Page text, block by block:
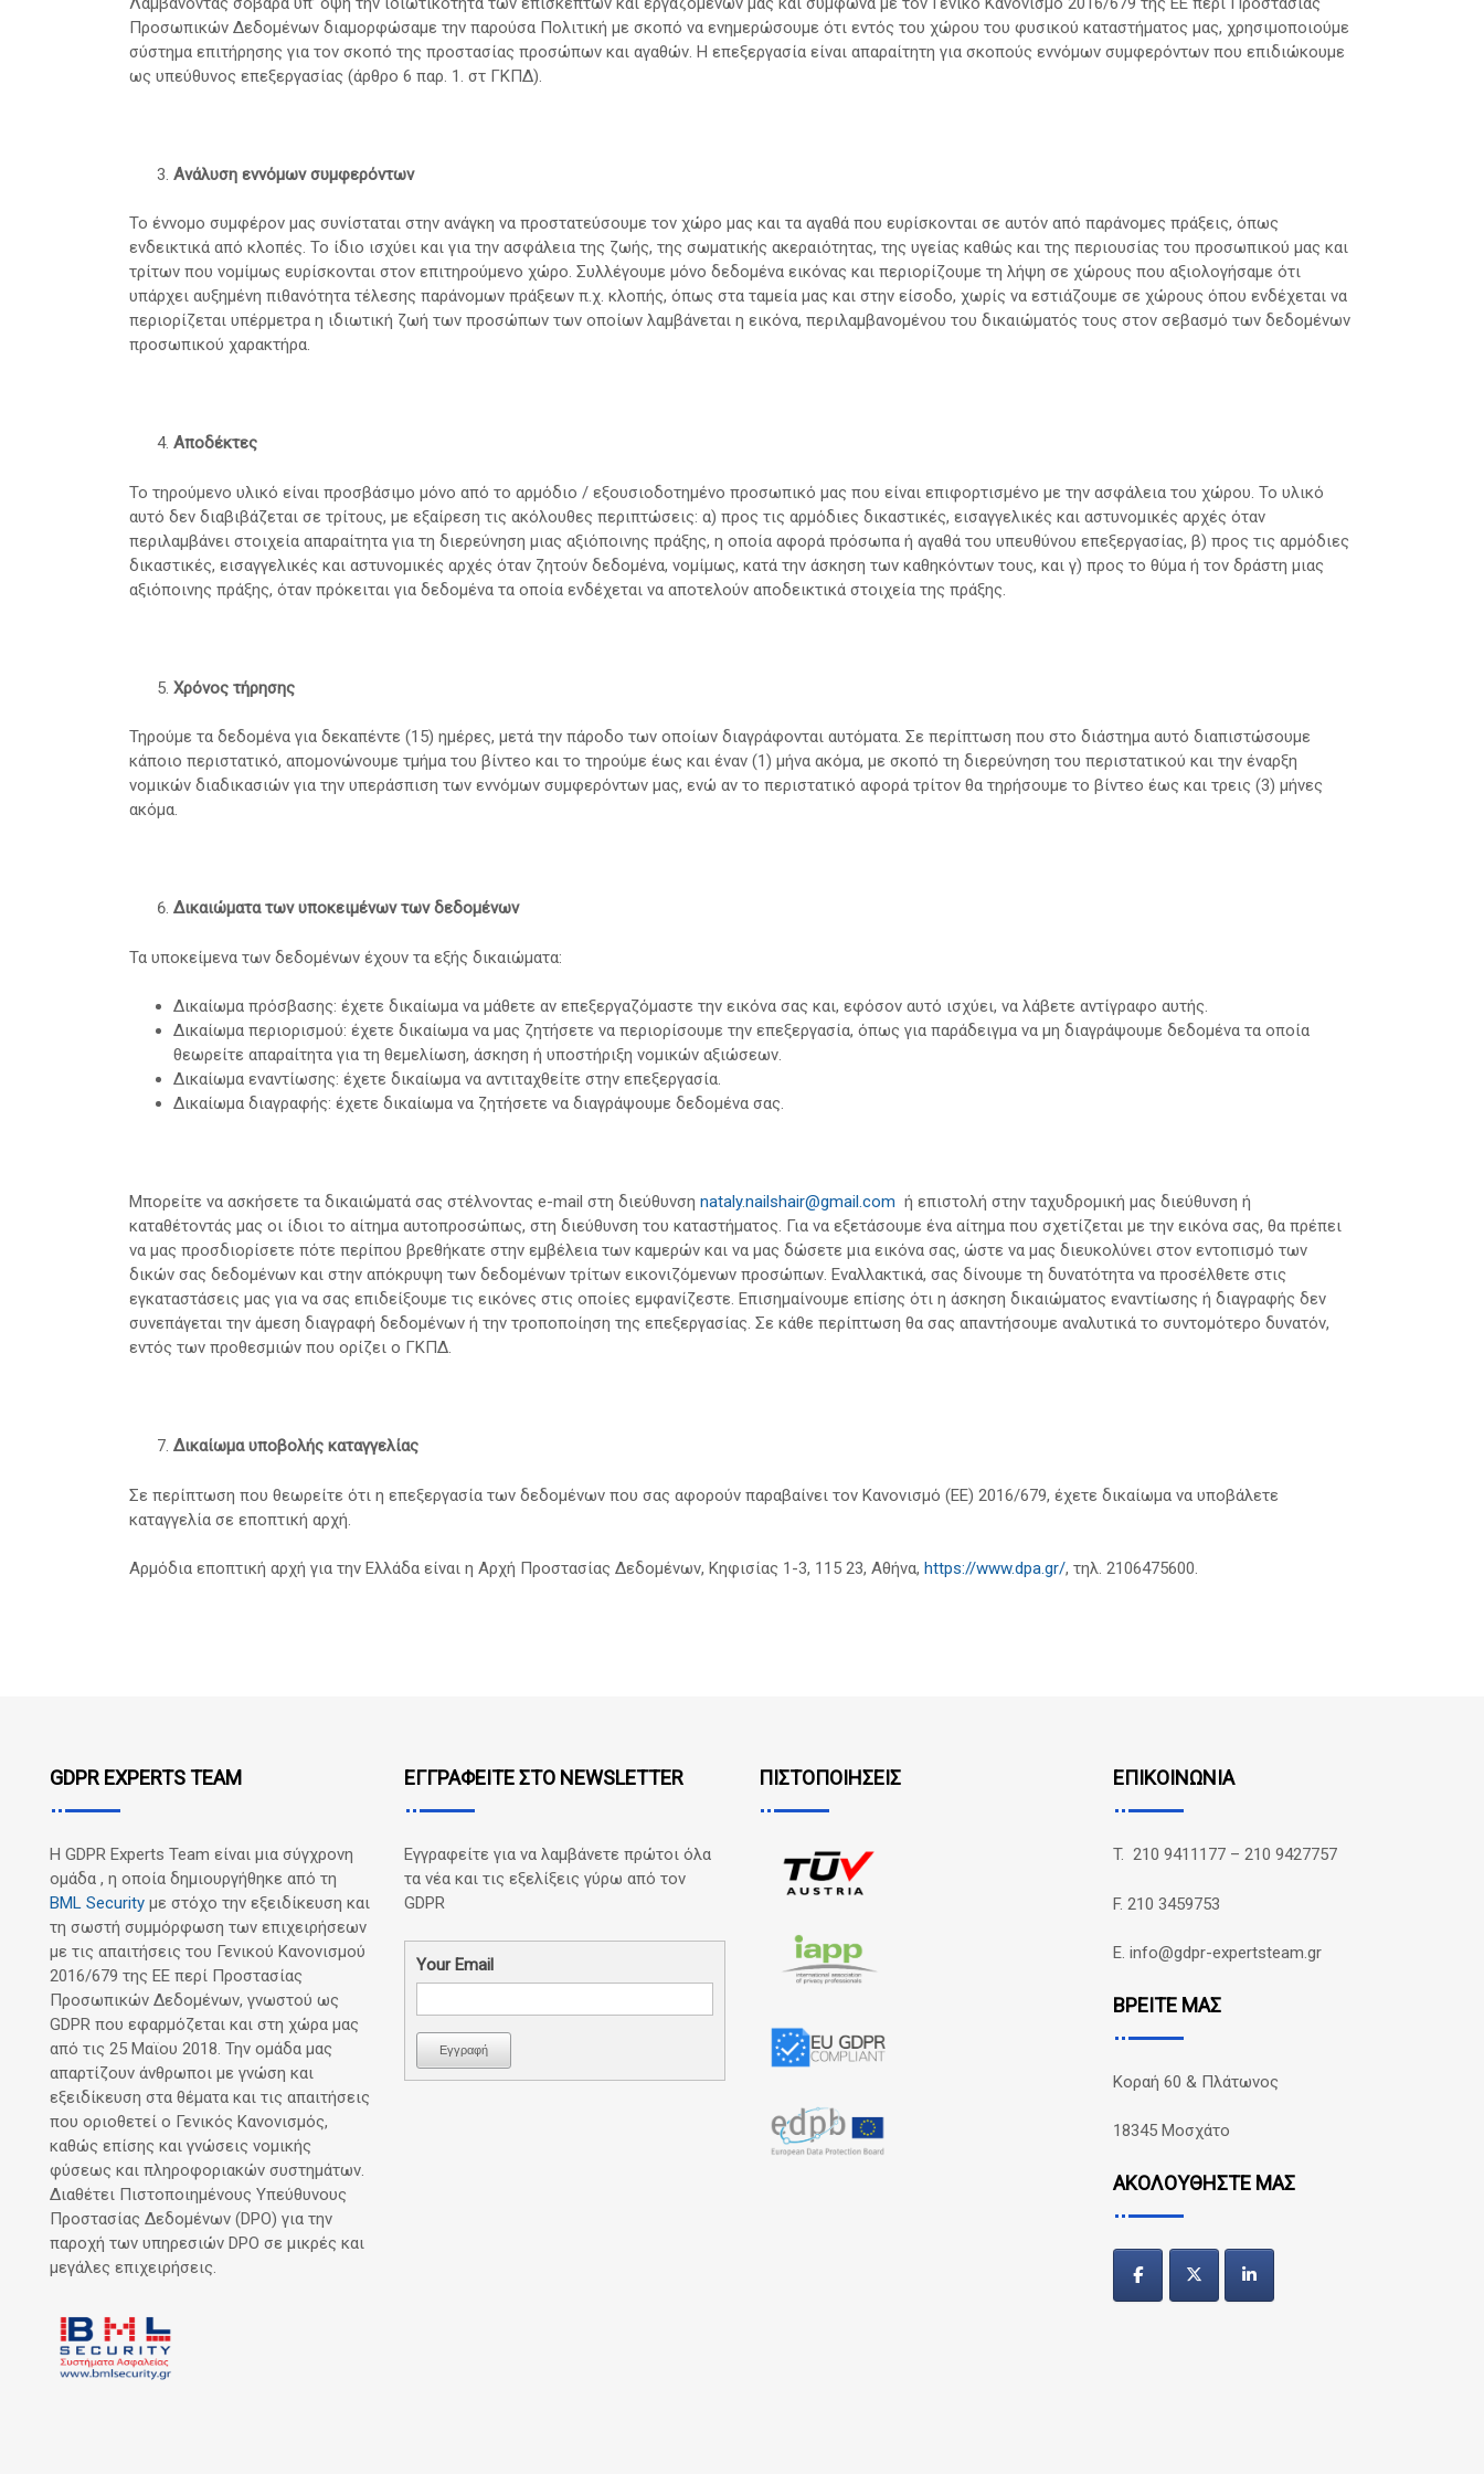
Προσωπικών Δεδομένων διαμορφώσαμε την παρούσα Πολιτική με σκοπό να ενημερώσουμε ότι εντός του χώρου του φυσικού καταστήματος μας, χρησιμοποιούμε
σύστημα επιτήρησης για τον σκοπό της προστασίας προσώπων και αγαθών. Η επεξεργασία είναι απαραίτητη για σκοπούς εννόμων συμφερόντων που επιδιώκουμε
ως υπεύθυνος επεξεργασίας (άρθρο 6 παρ. 1. στ ΓΚΠΔ).
Ανάλυση εννόμων συμφερόντων
Το έννομο συμφέρον μας συνίσταται στην ανάγκη να προστατεύσουμε τον χώρο μας και τα αγαθά που ευρίσκονται σε αυτόν από παράνομες πράξεις, όπως
ενδεικτικά από κλοπές. Το ίδιο ισχύει και για την ασφάλεια της ζωής, της σωματικής ακεραιότητας, της υγείας καθώς και της περιουσίας του προσωπικού μας και
τρίτων που νομίμως ευρίσκονται στον επιτηρούμενο χώρο. Συλλέγουμε μόνο δεδομένα εικόνας και περιορίζουμε τη λήψη σε χώρους που αξιολογήσαμε ότι
υπάρχει αυξημένη πιθανότητα τέλεσης παράνομων πράξεων π.χ. κλοπής, όπως στα ταμεία μας και στην είσοδο, χωρίς να εστιάζουμε σε χώρους όπου ενδέχεται να
περιορίζεται υπέρμετρα η ιδιωτική ζωή των προσώπων των οποίων λαμβάνεται η εικόνα, περιλαμβανομένου του δικαιώματός τους στον σεβασμό των δεδομένων
προσωπικού χαρακτήρα.
Αποδέκτες
Το τηρούμενο υλικό είναι προσβάσιμο μόνο από το αρμόδιο / εξουσιοδοτημένο προσωπικό μας που είναι επιφορτισμένο με την ασφάλεια του χώρου. Το υλικό
αυτό δεν διαβιβάζεται σε τρίτους, με εξαίρεση τις ακόλουθες περιπτώσεις: α) προς τις αρμόδιες δικαστικές, εισαγγελικές και αστυνομικές αρχές όταν
περιλαμβάνει στοιχεία απαραίτητα για τη διερεύνηση μιας αξιόποινης πράξης, η οποία αφορά πρόσωπα ή αγαθά του υπευθύνου επεξεργασίας, β) προς τις αρμόδιες
δικαστικές, εισαγγελικές και αστυνομικές αρχές όταν ζητούν δεδομένα, νομίμως, κατά την άσκηση των καθηκόντων τους, και γ) προς το θύμα ή τον δράστη μιας
αξιόποινης πράξης, όταν πρόκειται για δεδομένα τα οποία ενδέχεται να αποτελούν αποδεικτικά στοιχεία της πράξης.
Χρόνος τήρησης
Τηρούμε τα δεδομένα για δεκαπέντε (15) ημέρες, μετά την πάροδο των οποίων διαγράφονται αυτόματα. Σε περίπτωση που στο διάστημα αυτό διαπιστώσουμε
κάποιο περιστατικό, απομονώνουμε τμήμα του βίντεο και το τηρούμε έως και έναν (1) μήνα ακόμα, με σκοπό τη διερεύνηση του περιστατικού και την έναρξη
νομικών διαδικασιών για την υπεράσπιση των εννόμων συμφερόντων μας, ενώ αν το περιστατικό αφορά τρίτον θα τηρήσουμε το βίντεο έως και τρεις (3) μήνες
ακόμα.
Δικαιώματα των υποκειμένων των δεδομένων
Τα υποκείμενα των δεδομένων έχουν τα εξής δικαιώματα:
Δικαίωμα πρόσβασης: έχετε δικαίωμα να μάθετε αν επεξεργαζόμαστε την εικόνα σας και, εφόσον αυτό ισχύει, να λάβετε αντίγραφο αυτής.
Δικαίωμα περιορισμού: έχετε δικαίωμα να μας ζητήσετε να περιορίσουμε την επεξεργασία, όπως για παράδειγμα να μη διαγράψουμε δεδομένα τα οποία
θεωρείτε απαραίτητα για τη θεμελίωση, άσκηση ή υποστήριξη νομικών αξιώσεων.
Δικαίωμα εναντίωσης: έχετε δικαίωμα να αντιταχθείτε στην επεξεργασία.
Δικαίωμα διαγραφής: έχετε δικαίωμα να ζητήσετε να διαγράψουμε δεδομένα σας.
Μπορείτε να ασκήσετε τα δικαιώματά σας στέλνοντας e-mail στη διεύθυνση nataly.nailshair@gmail.com ή επιστολή στην ταχυδρομική μας διεύθυνση ή
καταθέτοντάς μας οι ίδιοι το αίτημα αυτοπροσώπως, στη διεύθυνση του καταστήματος. Για να εξετάσουμε ένα αίτημα που σχετίζεται με την εικόνα σας, θα πρέπει
να μας προσδιορίσετε πότε περίπου βρεθήκατε στην εμβέλεια των καμερών και να μας δώσετε μια εικόνα σας, ώστε να μας διευκολύνει στον εντοπισμό των
δικών σας δεδομένων και στην απόκρυψη των δεδομένων τρίτων εικονιζόμενων προσώπων. Εναλλακτικά, σας δίνουμε τη δυνατότητα να προσέλθετε στις
εγκαταστάσεις μας για να σας επιδείξουμε τις εικόνες στις οποίες εμφανίζεστε. Επισημαίνουμε επίσης ότι η άσκηση δικαιώματος εναντίωσης ή διαγραφής δεν
συνεπάγεται την άμεση διαγραφή δεδομένων ή την τροποποίηση της επεξεργασίας. Σε κάθε περίπτωση θα σας απαντήσουμε αναλυτικά το συντομότερο δυνατόν,
εντός των προθεσμιών που ορίζει ο ΓΚΠΔ.
Δικαίωμα υποβολής καταγγελίας
Σε περίπτωση που θεωρείτε ότι η επεξεργασία των δεδομένων που σας αφορούν παραβαίνει τον Κανονισμό (ΕΕ) 2016/679, έχετε δικαίωμα να υποβάλετε
καταγγελία σε εποπτική αρχή.
Αρμόδια εποπτική αρχή για την Ελλάδα είναι η Αρχή Προστασίας Δεδομένων, Κηφισίας 1-3, 115 23, Αθήνα, https://www.dpa.gr/, τηλ. 2106475600.
GDPR EXPERTS TEAM
Η GDPR Experts Team είναι μια σύγχρονη
ομάδα , η οποία δημιουργήθηκε από τη
BML Security με στόχο την εξειδίκευση και
τη σωστή συμμόρφωση των επιχειρήσεων
με τις απαιτήσεις του Γενικού Κανονισμού
2016/679 της ΕΕ περί Προστασίας
Προσωπικών Δεδομένων, γνωστού ως
GDPR που εφαρμόζεται και στη χώρα μας
από τις 25 Μαϊου 2018. Την ομάδα μας
απαρτίζουν άνθρωποι με γνώση και
εξειδίκευση στα θέματα και τις απαιτήσεις
που οριοθετεί ο Γενικός Κανονισμός,
καθώς επίσης και γνώσεις νομικής
φύσεως και πληροφοριακών συστημάτων.
Διαθέτει Πιστοποιημένους Υπεύθυνους
Προστασίας Δεδομένων (DPO) για την
παροχή των υπηρεσιών DPO σε μικρές και
μεγάλες επιχειρήσεις.
ΕΓΓΡΑΦΕΙΤΕ ΣΤΟ NEWSLETTER
Εγγραφείτε για να λαμβάνετε πρώτοι όλα
τα νέα και τις εξελίξεις γύρω από τον
GDPR
Your Email
Εγγραφή
ΠΙΣΤΟΠΟΙΗΣΕΙΣ ΕΠΙΚΟΙΝΩΝΙΑ
T. 210 9411177 – 210 9427757
F. 210 3459753
E. info@gdpr-expertsteam.gr
ΒΡΕΙΤΕ ΜΑΣ
Κοραή 60 & Πλάτωνος
18345 Μοσχάτο
ΑΚΟΛΟΥΘΗΣΤΕ ΜΑΣ